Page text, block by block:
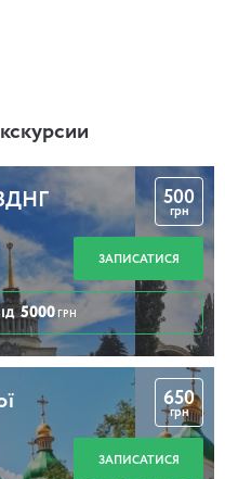
500
грн
ЗАПИСАТИСЯ
5000 ГРН
650
грн
ЗАПИСАТИСЯ